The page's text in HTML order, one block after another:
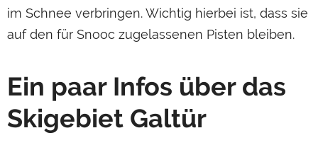
im Schnee verbringen. Wichtig hierbei ist, dass sie
auf den für Snooc zugelassenen Pisten bleiben.
Ein paar Infos über das
Skigebiet Galtür